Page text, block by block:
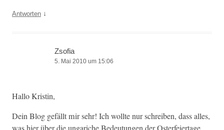
Antworten ↓
Zsofia
5. Mai 2010 um 15:06
Hal­lo Kristin,
Dein Blog gefällt mir sehr! Ich wollte nur schreiben, dass alles,